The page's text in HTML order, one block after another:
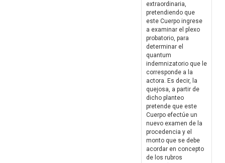
extraordinaria,
pretendiendo que
este Cuerpo ingrese
a examinar el plexo
probatorio, para
determinar el
quantum
indemnizatorio que le
corresponde a la
actora. Es decir, la
quejosa, a partir de
dicho planteo
pretende que este
Cuerpo efectúe un
nuevo examen de la
procedencia y el
monto que se debe
acordar en concepto
de los rubros